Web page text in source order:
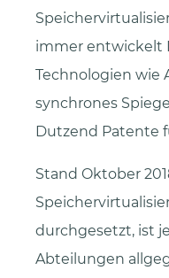
immer entwickelt
Technologien wie
synchrones
Dutzend Patente
Stand Oktober
durchgesetzt, ist
Abteilungen